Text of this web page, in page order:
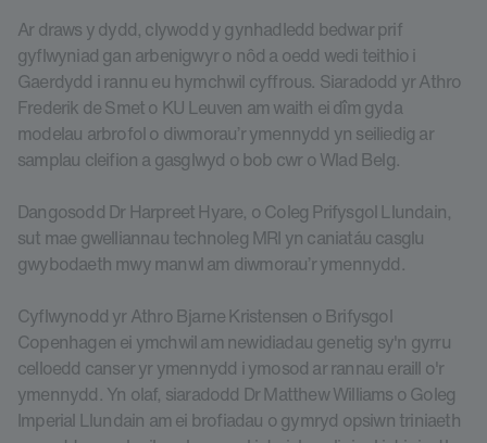
Ar draws y dydd, clywodd y gynhadledd bedwar prif
gyflwyniad gan arbenigwyr o nôd a oedd wedi teithio i
Gaerdydd i rannu eu hymchwil cyffrous. Siaradodd yr Athro
Frederik de Smet o KU Leuven am waith ei dîm gyda
modelau arbrofol o diwmorau’r ymennydd yn seiliedig ar
samplau cleifion a gasglwyd o bob cwr o Wlad Belg.
Dangosodd Dr Harpreet Hyare, o Coleg Prifysgol Llundain,
sut mae gwelliannau technoleg MRI yn caniatáu casglu
gwybodaeth mwy manwl am diwmorau’r ymennydd.
Cyflwynodd yr Athro Bjarne Kristensen o Brifysgol
Copenhagen ei ymchwil am newidiadau genetig sy'n gyrru
celloedd canser yr ymennydd i ymosod ar rannau eraill o'r
ymennydd. Yn olaf, siaradodd Dr Matthew Williams o Goleg
Imperial Llundain am ei brofiadau o gymryd opsiwn triniaeth